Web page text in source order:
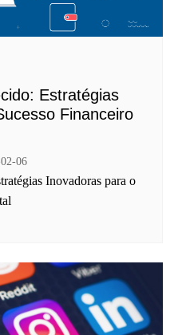
Estratégias
Financeiro
06
Inovadoras para o